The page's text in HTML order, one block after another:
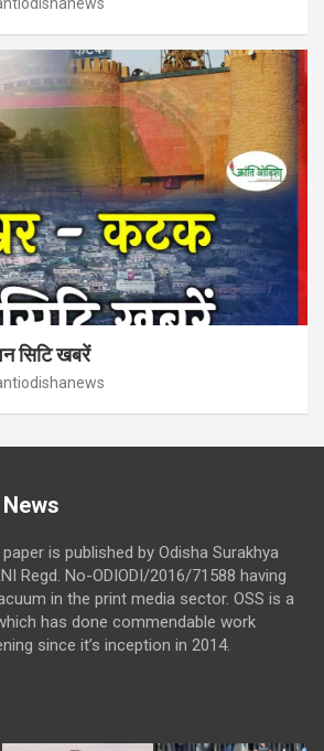
सिटि खबरें
is published by Odisha Surakhya
Regd. No-ODIODI/2016/71588 having
in the print media sector. OSS is a
has done commendable work
since it’s inception in 2014.